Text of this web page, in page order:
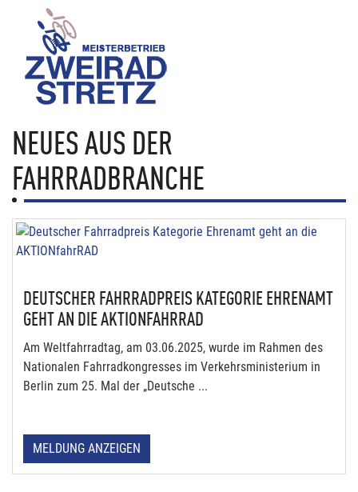
NEUES AUS DER
FAHRRADBRANCHE
DEUTSCHER FAHRRADPREIS KATEGORIE EHRENAMT
GEHT AN DIE AKTIONFAHRRAD
Am Weltfahrradtag, am 03.06.2025, wurde im Rahmen des
Nationalen Fahrradkongresses im Verkehrsministerium in
Berlin zum 25. Mal der „Deutsche ...
MELDUNG ANZEIGEN